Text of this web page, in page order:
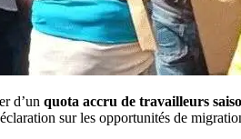
d’un quota accru de travailleurs
sur les opportunités de